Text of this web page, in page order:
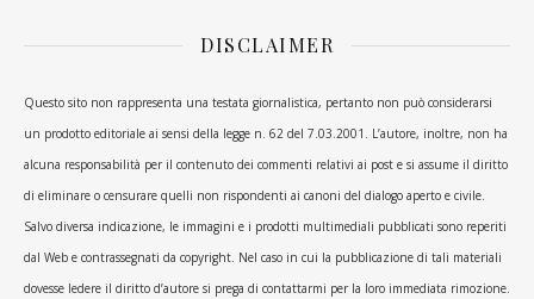
DISCLAIMER
Questo sito non rappresenta una testata giornalistica, pertanto non può considerarsi
un prodotto editoriale ai sensi della legge n. 62 del 7.03.2001. L’autore, inoltre, non ha
alcuna responsabilità per il contenuto dei commenti relativi ai post e si assume il diritto
di eliminare o censurare quelli non rispondenti ai canoni del dialogo aperto e civile.
Salvo diversa indicazione, le immagini e i prodotti multimediali pubblicati sono reperiti
dal Web e contrassegnati da copyright. Nel caso in cui la pubblicazione di tali materiali
dovesse ledere il diritto d’autore si prega di contattarmi per la loro immediata rimozione.